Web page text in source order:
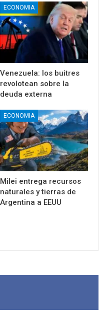
ECONOMIA
Venezuela: los buitres
revolotean sobre la
deuda externa
ECONOMIA
Milei entrega recursos
naturales y tierras de
Argentina a EEUU